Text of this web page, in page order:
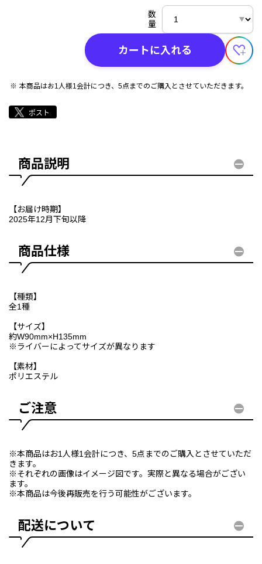
数
量
カートに入れる
本商品はお1人様1会計につき、5点までのご購入とさせていただきます。
商品説明
【お届け時期】
2025年12月下旬以降
商品仕様
【種類】
全1種
【サイズ】
約W90mm×H135mm
※ライバーによってサイズが異なります
【素材】
ポリエステル
ご注意
※本商品はお1人様1会計につき、5点までのご購入とさせていただ
きます。
※それぞれの画像はイメージ図です。実際と異なる場合がござい
ます。
※本商品は今後再販売を行う可能性がございます。
配送について